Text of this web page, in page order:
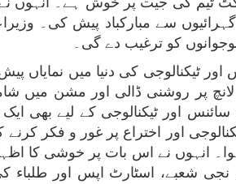
سے مبارکباد پیش کی۔
کو ترغیب دے گی۔
ٹیکنالوجی کی دنیا میں نمایاں
پر روشنی ڈالی اور مشن میں
اور ٹیکنالوجی کے لیے بھی
اور اختراع پر غور و
انہوں نے اس بات پر خوشی کا
شعبے، اسٹارٹ اپس اور طلباء